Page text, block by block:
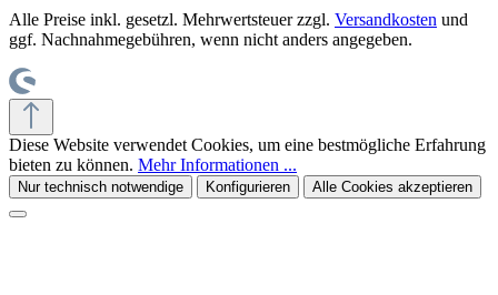
Alle Preise inkl. gesetzl. Mehrwertsteuer zzgl. Versandkosten und
ggf. Nachnahmegebühren, wenn nicht anders angegeben.
Diese Website verwendet Cookies, um eine bestmögliche Erfahrung
bieten zu können. Mehr Informationen ...
Nur technisch notwendige Konfigurieren Alle Cookies akzeptieren